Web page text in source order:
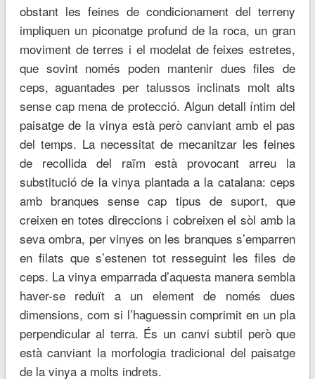
obstant les feines de condicionament del terreny
impliquen un piconatge profund de la roca, un gran
moviment de terres i el modelat de feixes estretes,
que sovint només poden mantenir dues files de
ceps, aguantades per talussos inclinats molt alts
sense cap mena de protecció. Algun detall íntim del
paisatge de la vinya està però canviant amb el pas
del temps. La necessitat de mecanitzar les feines
de recollida del raïm està provocant arreu la
substitució de la vinya plantada a la catalana: ceps
amb branques sense cap tipus de suport, que
creixen en totes direccions i cobreixen el sòl amb la
seva ombra, per vinyes on les branques s’emparren
en filats que s’estenen tot resseguint les files de
ceps. La vinya emparrada d’aquesta manera sembla
haver-se reduït a un element de només dues
dimensions, com si l’haguessin comprimit en un pla
perpendicular al terra. És un canvi subtil però que
està canviant la morfologia tradicional del paisatge
de la vinya a molts indrets.